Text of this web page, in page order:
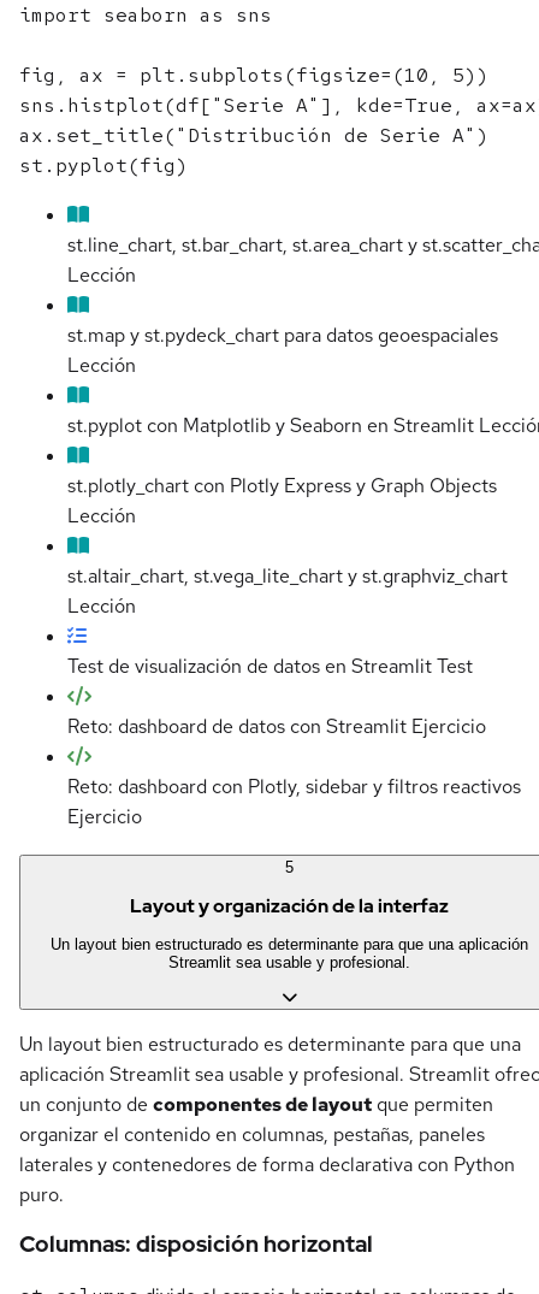
import seaborn as sns
fig, ax = plt.subplots(figsize=(10, 5))
sns.histplot(df["Serie A"], kde=True,
ax.set_title("Distribución de Serie A")
st.line_chart, st.bar_chart, st.area_chart y
Lección
st.map y st.pydeck_chart para datos geoespaciales
Lección
st.pyplot con Matplotlib y Seaborn en Streamlit
st.plotly_chart con Plotly Express y Graph Objects
Lección
st.altair_chart, st.vega_lite_chart y st.graphviz_chart
Lección
Test de visualización de datos en StreamlitTest
Reto: dashboard de datos con Streamlit Ejercicio
Reto: dashboard con Plotly, sidebar y filtros reactivos
Ejercicio
5
Layout y organización de la interfaz
Un layout bien estructurado es determinante para que una aplicación
Streamlit sea usable y profesional.
Un layout bien estructurado es determinante para que una
aplicación Streamlit sea usable y profesional. Streamlit
un conjunto de componentes de layout que permiten
organizar el contenido en columnas, pestañas, paneles
laterales y contenedores de forma declarativa con Python
puro.
Columnas: disposición horizontal